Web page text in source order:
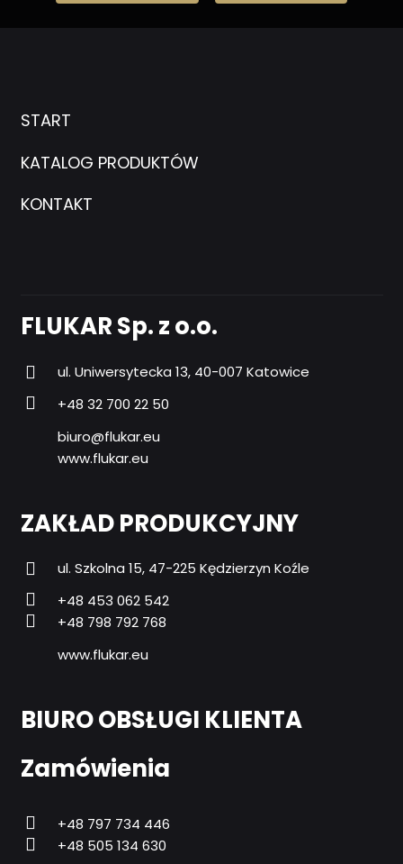
START
KATALOG PRODUKTÓW
KONTAKT
FLUKAR Sp. z o.o.
ul. Uniwersytecka 13, 40-007 Katowice
+48 32 700 22 50
biuro@flukar.eu
www.flukar.eu
ZAKŁAD PRODUKCYJNY
ul. Szkolna 15, 47-225 Kędzierzyn Koźle
+48 453 062 542
+48 798 792 768
www.flukar.eu
BIURO OBSŁUGI KLIENTA
Zamówienia
+48 797 734 446
+48 505 134 630